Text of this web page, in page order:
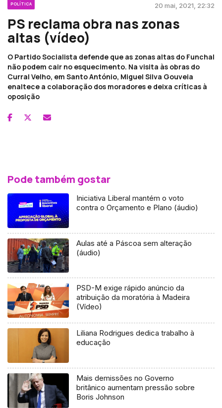
POLÍTICA 20 mai, 2021, 22:32
PS reclama obra nas zonas
altas (vídeo)
O Partido Socialista defende que as zonas altas do Funchal
não podem cair no esquecimento. Na visita às obras do
Curral Velho, em Santo António, Miguel Silva Gouveia
enaltece a colaboração dos moradores e deixa críticas à
oposição
Pode também gostar
Iniciativa Liberal mantém o voto
contra o Orçamento e Plano (áudio)
Aulas até a Páscoa sem alteração
(áudio)
PSD-M exige rápido anúncio da
atribuição da moratória à Madeira
(Vídeo)
Liliana Rodrigues dedica trabalho à
educação
Mais demissões no Governo
britânico aumentam pressão sobre
Boris Johnson